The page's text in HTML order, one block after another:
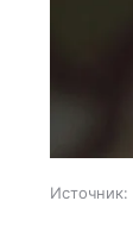
Источник: